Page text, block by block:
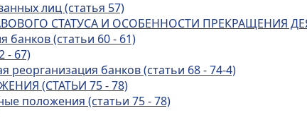
лиц (статья 57)
СТАТУСА И ОСОБЕННОСТИ ПРЕКРАЩЕНИЯ
банков (статьи 60 - 61)
- 67)
реорганизация банков (статьи 68 - 74-4)
(СТАТЬИ 75 - 78)
положения (статьи 75 - 78)